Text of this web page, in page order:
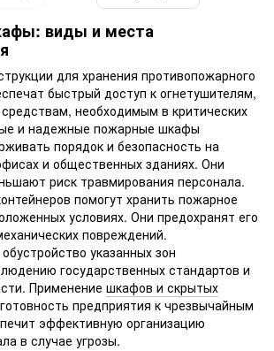
виды и места
для хранения противопожарного
быстрый доступ к огнетушителям,
необходимым в критических
и надежные пожарные шкафы
порядок и безопасность на
и общественных зданиях. Они
риск травмирования персонала.
помогут хранить пожарное
условиях. Они предохранят его
повреждений.
указанных зон
государственных стандартов и
Применение шкафов и скрытых
предприятия к чрезвычайным
эффективную организацию
в случае угрозы.